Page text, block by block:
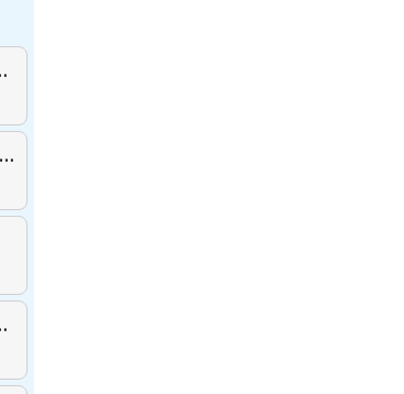
| 16:10 | IPS
Dell Optiplex 3090 SFF | i5-10500 | 16GB | 500GB SSD | Win 11
M.2 NVMe